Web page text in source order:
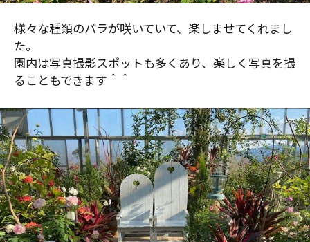
様々な種類のバラが咲いていて、楽しませてくれまし
た。
園内は写真撮影スポットも多くあり、楽しく写真を撮
ることもできます＾＾